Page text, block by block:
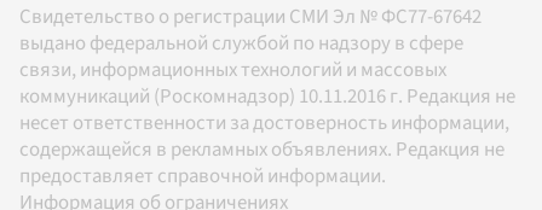
Свидетельство о регистрации СМИ Эл № ФС77-67642
выдано федеральной службой по надзору в сфере
связи, информационных технологий и массовых
коммуникаций (Роскомнадзор) 10.11.2016 г. Редакция не
несет ответственности за достоверность информации,
содержащейся в рекламных объявлениях. Редакция не
предоставляет справочной информации.
Информация об ограничениях